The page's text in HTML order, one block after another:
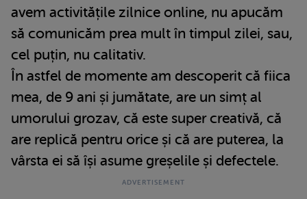
avem activitățile zilnice online, nu apucăm
să comunicăm prea mult în timpul zilei, sau,
cel puțin, nu calitativ.
În astfel de momente am descoperit că fiica
mea, de 9 ani și jumătate, are un simț al
umorului grozav, că este super creativă, că
are replică pentru orice și că are puterea, la
vârsta ei să își asume greșelile și defectele.